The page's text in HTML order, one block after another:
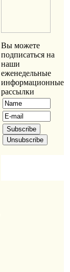
Вы можете
подписаться на
наши
еженедельные
информационные
рассылки